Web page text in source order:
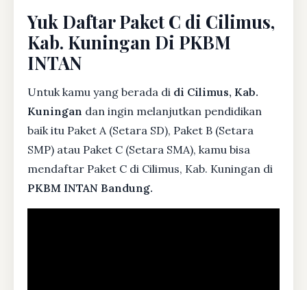
Yuk Daftar Paket C di Cilimus,
Kab. Kuningan Di PKBM
INTAN
Untuk kamu yang berada di di Cilimus, Kab.
Kuningan dan ingin melanjutkan pendidikan
baik itu Paket A (Setara SD), Paket B (Setara
SMP) atau Paket C (Setara SMA), kamu bisa
mendaftar Paket C di Cilimus, Kab. Kuningan di
PKBM INTAN Bandung.